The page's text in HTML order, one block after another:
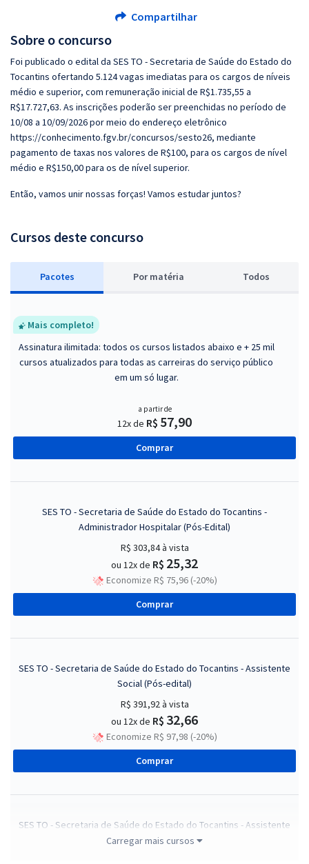
Sobre o concurso
Foi publicado o edital da SES TO - Secretaria de Saúde do Estado do
Tocantins ofertando 5.124 vagas imediatas para os cargos de níveis
médio e superior, com remuneração inicial de R$1.735,55 a
R$17.727,63. As inscrições poderão ser preenchidas no período de
10/08 a 10/09/2026 por meio do endereço eletrônico
https://conhecimento.fgv.br/concursos/sesto26, mediante
pagamento de taxas nos valores de R$100, para os cargos de nível
médio e R$150,00 para os de nível superior.
Então, vamos unir nossas forças! Vamos estudar juntos?
Cursos deste concurso
Pacotes Por matéria Todos
Mais completo!
Assinatura ilimitada: todos os cursos listados abaixo e + 25 mil
cursos atualizados para todas as carreiras do serviço público
em um só lugar.
a partir de
12x de R$ 57,90
Comprar
SES TO - Secretaria de Saúde do Estado do Tocantins -
Administrador Hospitalar (Pós-Edital)
R$ 303,84à vista
ou 12x de R$ 25,32
Economize R$ 75,96 (-20%)
Comprar
SES TO - Secretaria de Saúde do Estado do Tocantins - Assistente
Social (Pós-edital)
R$ 391,92 à vista
ou 12x de R$ 32,66
Economize R$ 97,98 (-20%)
Comprar
SES TO - Secretaria de Saúde do Estado do Tocantins - Assistente
de Serviços de Saúde (Módulo Especial) (Pós-Edital)
Carregar mais cursos
Compartilhar